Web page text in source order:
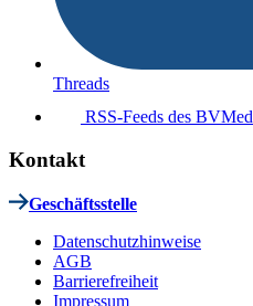
Threads
RSS-Feeds des BVMed
Kontakt
Geschäftsstelle
Datenschutzhinweise
AGB
Barrierefreiheit
Impressum